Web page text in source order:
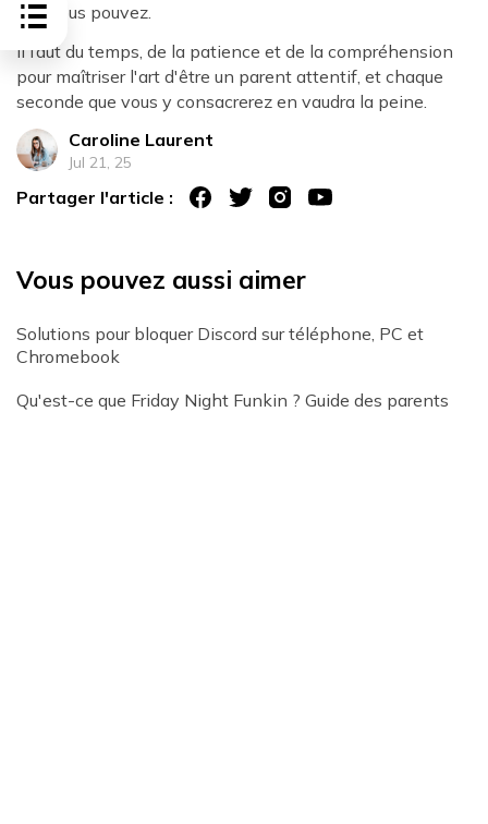
que vous pouvez.
Il faut du temps, de la patience et de la compréhension
pour maîtriser l'art d'être un parent attentif, et chaque
seconde que vous y consacrerez en vaudra la peine.
Caroline Laurent
Jul 21, 25
Partager l'article :
Vous pouvez aussi aimer
Solutions pour bloquer Discord sur téléphone, PC et
Chromebook
Qu'est-ce que Friday Night Funkin ? Guide des parents